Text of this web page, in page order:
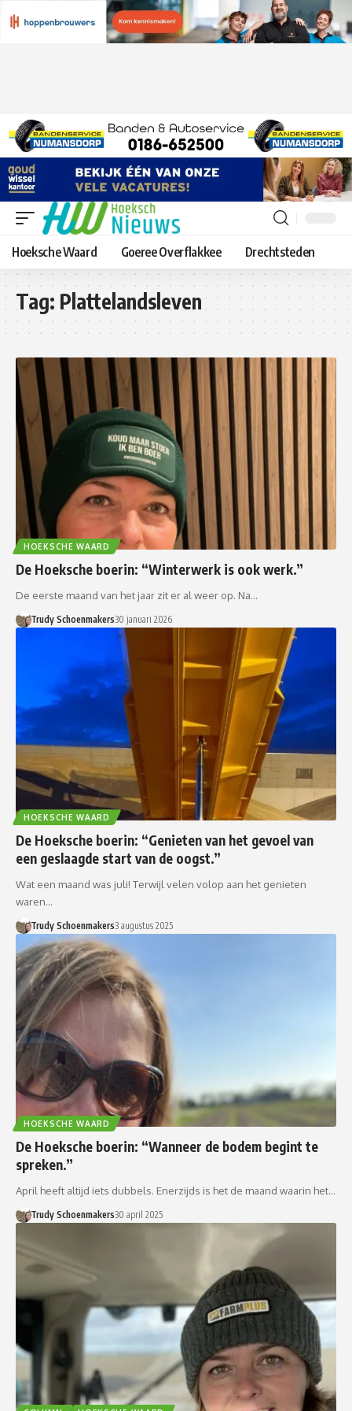
Hoeksche Waard Goeree Overflakkee Drechtsteden
Tag: Plattelandsleven
HOEKSCHE WAARD
De Hoeksche boerin: “Winterwerk is ook werk.”
De eerste maand van het jaar zit er al weer op. Na…
Trudy Schoenmakers30 januari 2026
HOEKSCHE WAARD
De Hoeksche boerin: “Genieten van het gevoel van
een geslaagde start van de oogst.”
Wat een maand was juli! Terwijl velen volop aan het genieten
waren…
Trudy Schoenmakers3 augustus 2025
HOEKSCHE WAARD
De Hoeksche boerin: “Wanneer de bodem begint te
spreken.”
April heeft altijd iets dubbels. Enerzijds is het de maand waarin het…
Trudy Schoenmakers30 april 2025